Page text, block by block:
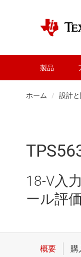
製品
ホーム 設計
18-V入
ール評